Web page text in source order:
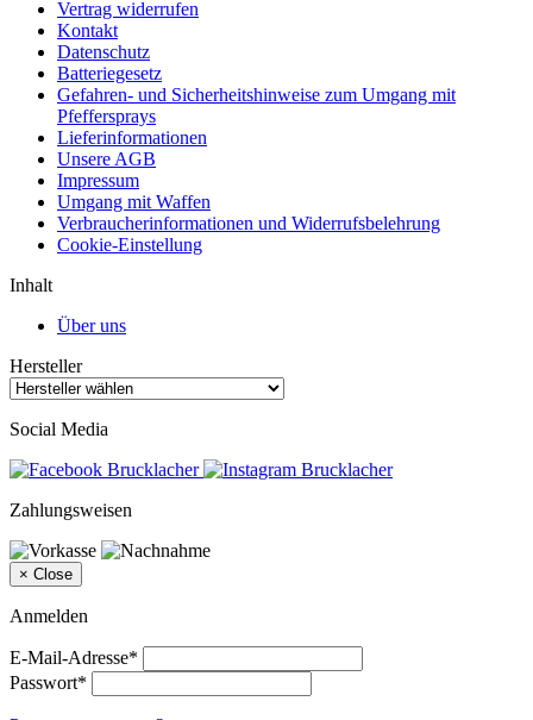
Vertrag widerrufen
Kontakt
Datenschutz
Batteriegesetz
Gefahren- und Sicherheitshinweise zum Umgang mit
Pfeffersprays
Lieferinformationen
Unsere AGB
Impressum
Umgang mit Waffen
Verbraucherinformationen und Widerrufsbelehrung
Cookie-Einstellung
Inhalt
Über uns
Hersteller
Social Media
Zahlungsweisen
× Close
Anmelden
E-Mail-Adresse*
Passwort*